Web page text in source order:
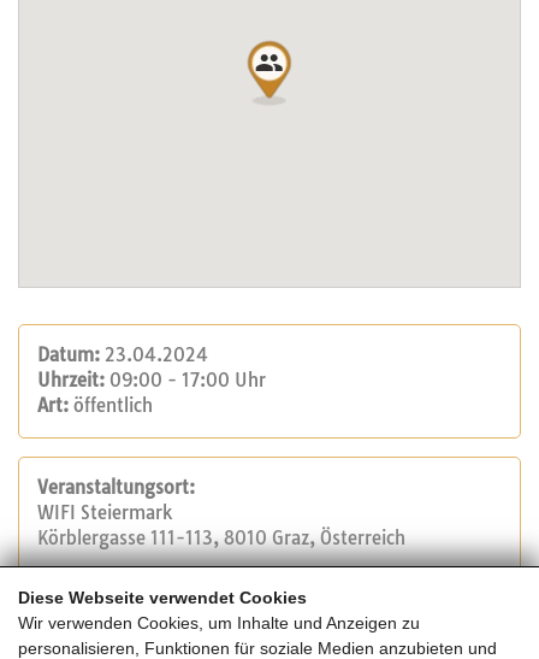
Diese Webseite verwendet Cookies
Wir verwenden Cookies, um Inhalte und Anzeigen zu
personalisieren, Funktionen für soziale Medien anzubieten und
Datum: 23.04.2024
Uhrzeit: 09:00 - 17:00 Uhr
Art: öffentlich
Veranstaltungsort:
WIFI Steiermark
Körblergasse 111-113, 8010 Graz, Österreich
Veranstalter:
WIFI Steiermark